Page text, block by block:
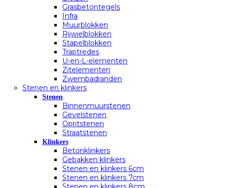
Grasbetontegels
Infra
Muurblokken
Rijwielblokken
Stapelblokken
Traptredes
U-en-L-elementen
Zitelementen
Zwembadranden
Stenen en klinkers
Stenen
Binnenmuurstenen
Gevelstenen
Opritstenen
Straatstenen
Klinkers
Betonklinkers
Gebakken klinkers
Stenen en klinkers 6cm
Stenen en klinkers 7cm